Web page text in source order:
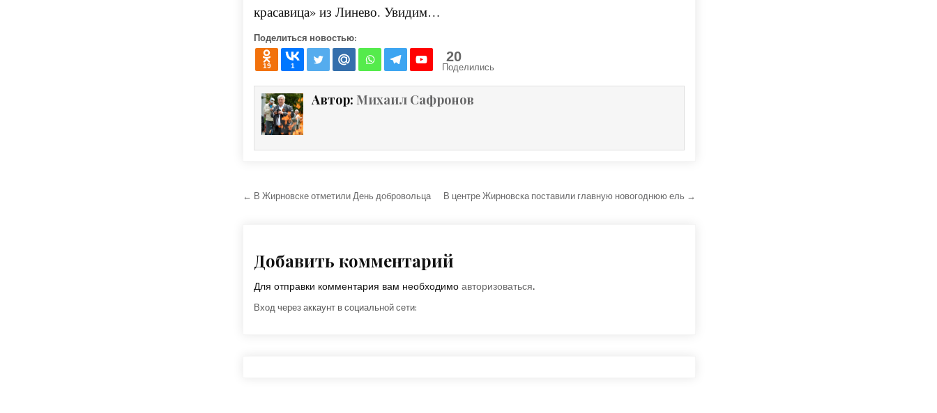
красавица» из Линево. Увидим…
Поделиться новостью:
19 1
20
Поделились
Автор: Михаил Сафронов
Навигация по записям
← В Жирновске отметили День добровольца В центре Жирновска поставили главную новогоднюю ель →
Добавить комментарий
Для отправки комментария вам необходимоавторизоваться.
Вход через аккаунт в социальной сети: